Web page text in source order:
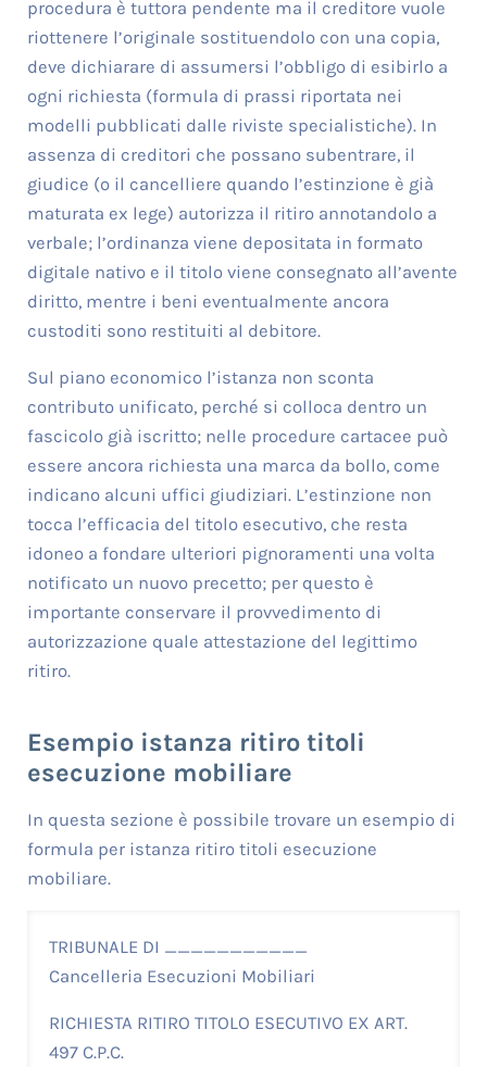
procedura è tuttora pendente ma il creditore vuole
riottenere l’originale sostituendolo con una copia,
deve dichiarare di assumersi l’obbligo di esibirlo a
ogni richiesta (formula di prassi riportata nei
modelli pubblicati dalle riviste specialistiche). In
assenza di creditori che possano subentrare, il
giudice (o il cancelliere quando l’estinzione è già
maturata ex lege) autorizza il ritiro annotandolo a
verbale; l’ordinanza viene depositata in formato
digitale nativo e il titolo viene consegnato all’avente
diritto, mentre i beni eventualmente ancora
custoditi sono restituiti al debitore.
Sul piano economico l’istanza non sconta
contributo unificato, perché si colloca dentro un
fascicolo già iscritto; nelle procedure cartacee può
essere ancora richiesta una marca da bollo, come
indicano alcuni uffici giudiziari. L’estinzione non
tocca l’efficacia del titolo esecutivo, che resta
idoneo a fondare ulteriori pignoramenti una volta
notificato un nuovo precetto; per questo è
importante conservare il provvedimento di
autorizzazione quale attestazione del legittimo
ritiro.
Esempio istanza ritiro titoli
esecuzione mobiliare
In questa sezione è possibile trovare un esempio di
formula per istanza ritiro titoli esecuzione
mobiliare.
TRIBUNALE DI ___________
Cancelleria Esecuzioni Mobiliari
RICHIESTA RITIRO TITOLO ESECUTIVO EX ART.
497 C.P.C.